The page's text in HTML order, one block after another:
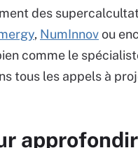
des
, NumInnovou
comme le
tous les appels à